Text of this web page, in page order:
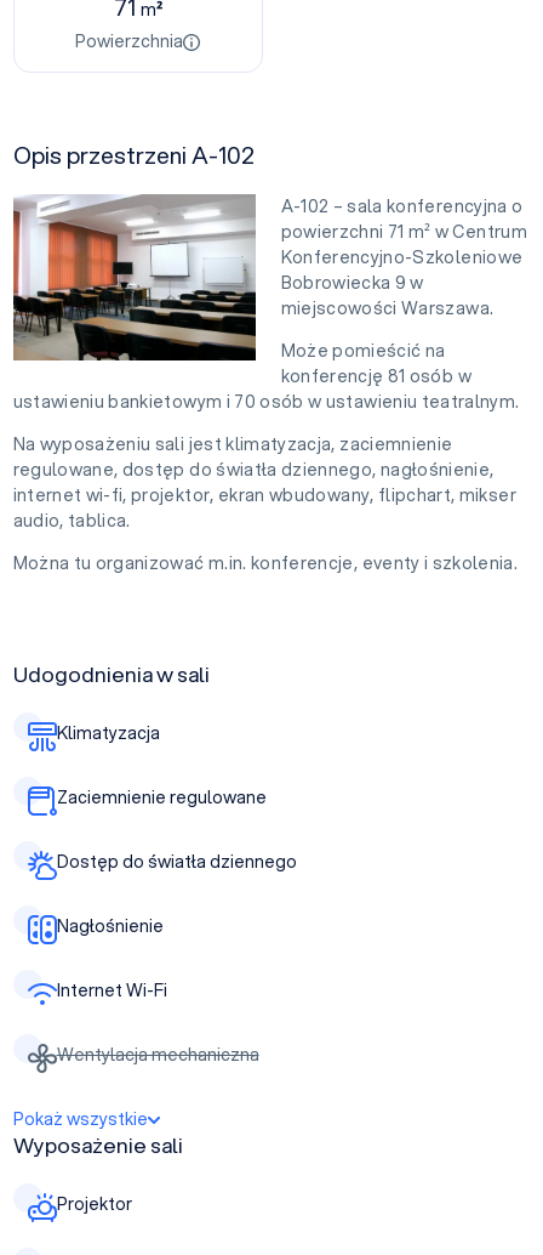
71 m²
Powierzchnia
Opis przestrzeni A-102
A-102 – sala konferencyjna o
powierzchni 71 m² w Centrum
Konferencyjno-Szkoleniowe
Bobrowiecka 9 w
miejscowości Warszawa.
Może pomieścić na
konferencję 81 osób w
ustawieniu bankietowym i 70 osób w ustawieniu teatralnym.
Na wyposażeniu sali jest klimatyzacja, zaciemnienie
regulowane, dostęp do światła dziennego, nagłośnienie,
internet wi-fi, projektor, ekran wbudowany, flipchart, mikser
audio, tablica.
Można tu organizować m.in. konferencje, eventy i szkolenia.
Udogodnienia w sali
Klimatyzacja
Zaciemnienie regulowane
Dostęp do światła dziennego
Nagłośnienie
Internet Wi-Fi
Wentylacja mechaniczna
Pokaż wszystkie
Wyposażenie sali
Projektor